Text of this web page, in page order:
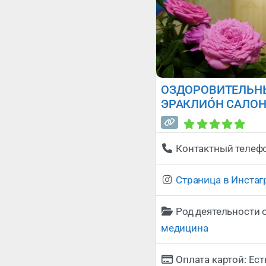
ЭРАКЛИÓН
Контактный
Страница в
Род деятельности
медицина
Оплата картой: